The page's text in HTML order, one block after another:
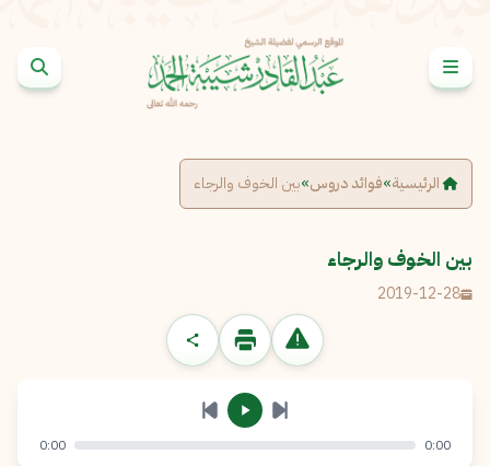
الرئيسية»فوائد دروس»بين الخوف والرجاء
بين الخوف والرجاء
2019-12-28
الإبلاغ عن مشكلة
الرسالة
0:00
0:00